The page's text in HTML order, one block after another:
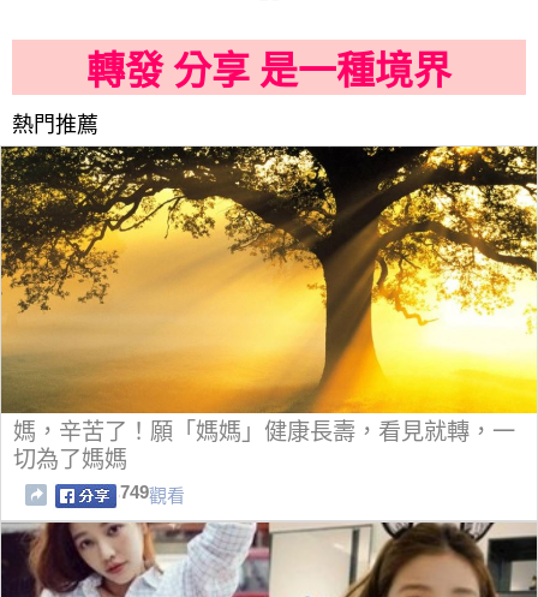
轉發 分享 是一種境界
熱門推薦
媽，辛苦了！願「媽媽」健康長壽，看見就轉，一
切為了媽媽
749觀看